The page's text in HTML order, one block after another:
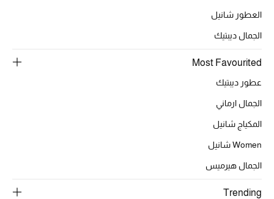
العطور شانيل
الجمال ديبتيك
Most Favourited
عطور ديبتيك
الجمال ارماني
المكياج شانيل
Women شانيل
الجمال هيرميس
Trending